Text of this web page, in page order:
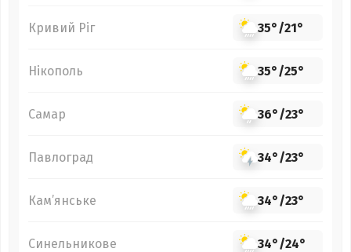
Кривий Ріг 35°/21°
Нікополь 35°/25°
Самар 36°/23°
Павлоград 34°/23°
Кам’янське 34°/23°
Синельникове 34°/24°